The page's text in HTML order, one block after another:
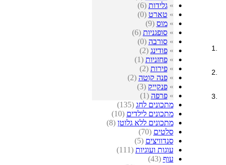
»גלידות (6)
» טארט (0)
»מוס (9)
»סופגניות (6)
»סורבה (0)
»פודינג (2)
»פחזניות (1)
»פירות (2)
»פנה קוטה (2)
»פנקייק (3)
»פרפה (1)
מתכונים לחג (135)
מתכונים לילדים (10)
מתכונים ללא גלוטן (8)
סלטים (70)
סנדוויצים (5)
עוגות ועוגיות (111)
עוף (43)